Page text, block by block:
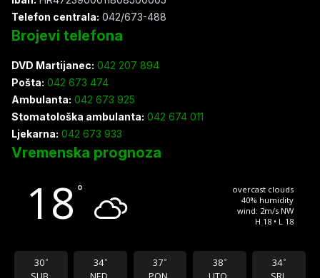
Telefon centrala: 042/673-488
Brojevi telefona
DVD Martijanec: 042 207 894
Pošta: 042 673 474
Ambulanta: 042 673 925
Stomatološka ambulanta: 042 674 011
Ljekarna: 042 673 933
Vremenska prognoza
18 °
overcast clouds
40% humidity
wind: 2m/s NW
H 18 • L 18
30 ° 34 ° 37 ° 38 ° 34 °